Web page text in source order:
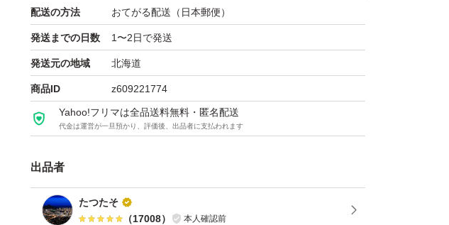
リニューアル新発売 (無香タイプ)
2016年の発売時に、第3のくすみの原因「肌ステイン」を発見。
これを、クレンジングオイルに配合する美容オイルで洗い流すこ
とに成功し、これまでに累計1,250万本*3を売り上げる大ヒット商
品。
アすべく研究を進めたところ、エイジングと摩擦によって、硬い
角質が増える現象を発見。
摩擦ダメージを生みやすいクレンジングで、ゴワつきをケアでき
配送の方法 おてがる配送（日本郵便）
発送までの日数 1〜2日で発送
発送元の地域 北海道
商品ID z609221774
Yahoo!フリマは全品送料無料・匿名配送
代金は運営が一旦預かり、評価後、出品者に支払われます
出品者
たつたそ
（17008） 本人確認前